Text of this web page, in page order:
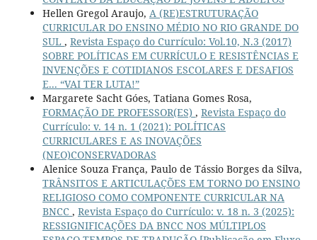
Hellen Gregol Araujo, A (RE)ESTRUTURAÇÃO
CURRICULAR DO ENSINO MÉDIO NO RIO GRANDE DO
SUL , Revista Espaço do Currículo: Vol.10, N.3 (2017)
SOBRE POLÍTICAS EM CURRÍCULO E RESISTÊNCIAS E
INVENÇÕES E COTIDIANOS ESCOLARES E DESAFIOS
E... “VAI TER LUTA!”
Margarete Sacht Góes, Tatiana Gomes Rosa,
FORMAÇÃO DE PROFESSOR(ES) , Revista Espaço do
Currículo: v. 14 n. 1 (2021): POLÍTICAS
CURRICULARES E AS INOVAÇÕES
(NEO)CONSERVADORAS
Alenice Souza França, Paulo de Tássio Borges da Silva,
TRÂNSITOS E ARTICULAÇÕES EM TORNO DO ENSINO
RELIGIOSO COMO COMPONENTE CURRICULAR NA
BNCC , Revista Espaço do Currículo: v. 18 n. 3 (2025):
RESSIGNIFICAÇÕES DA BNCC NOS MÚLTIPLOS